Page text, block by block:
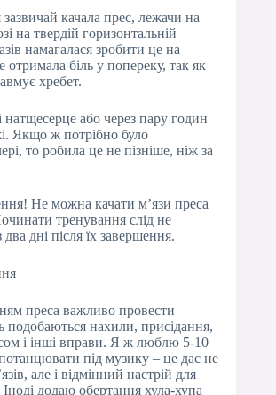
зазвичай качала прес, лежачи на
на твердій горизонтальній
намагалася зробити це на
отримала біль у попереку, так як
хребет.
натщесерце або через пару годин
Якщо ж потрібно було
то робила це не пізніше, ніж за
Не можна качати м’язи преса
тренування слід не
дні після їх завершення.
преса важливо провести
подобаються нахили, присідання,
і інші вправи. Я ж люблю 5-10
під музику – це дає не
але і відмінний настрій для
Іноді додаю обертання хула-хупа